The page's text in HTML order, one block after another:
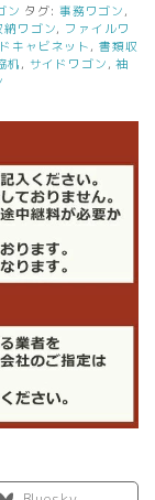
ン タグ: 事務ワゴン ,
納ワゴン, ファイルワ
キャビネット, 書類収
机 , サイドワゴン ,袖